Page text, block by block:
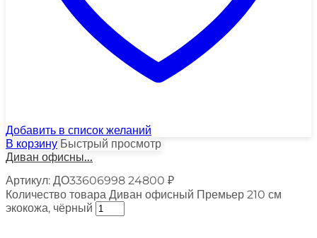
Добавить в список желаний
В корзину Быстрый просмотр
Диван офисны...
Артикул: ДО33606998 24800 ₽
Количество товара Диван офисный Премьер 210 см
экокожа, чёрный